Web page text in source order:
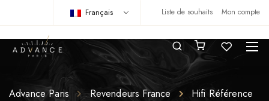
Liste de souhaits Mon compte
Français
Advance Paris Revendeurs France Hifi Référence